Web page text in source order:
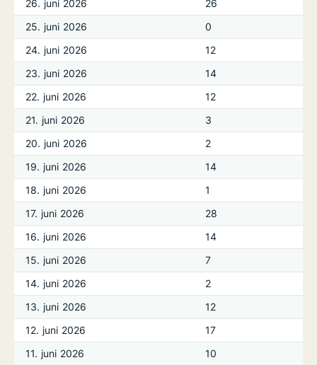
26. juni 2026
26
25. juni 2026
0
24. juni 2026
12
23. juni 2026
14
22. juni 2026
12
21. juni 2026
3
20. juni 2026
2
19. juni 2026
14
18. juni 2026
1
17. juni 2026
28
16. juni 2026
14
15. juni 2026
7
14. juni 2026
2
13. juni 2026
12
12. juni 2026
17
11. juni 2026
10